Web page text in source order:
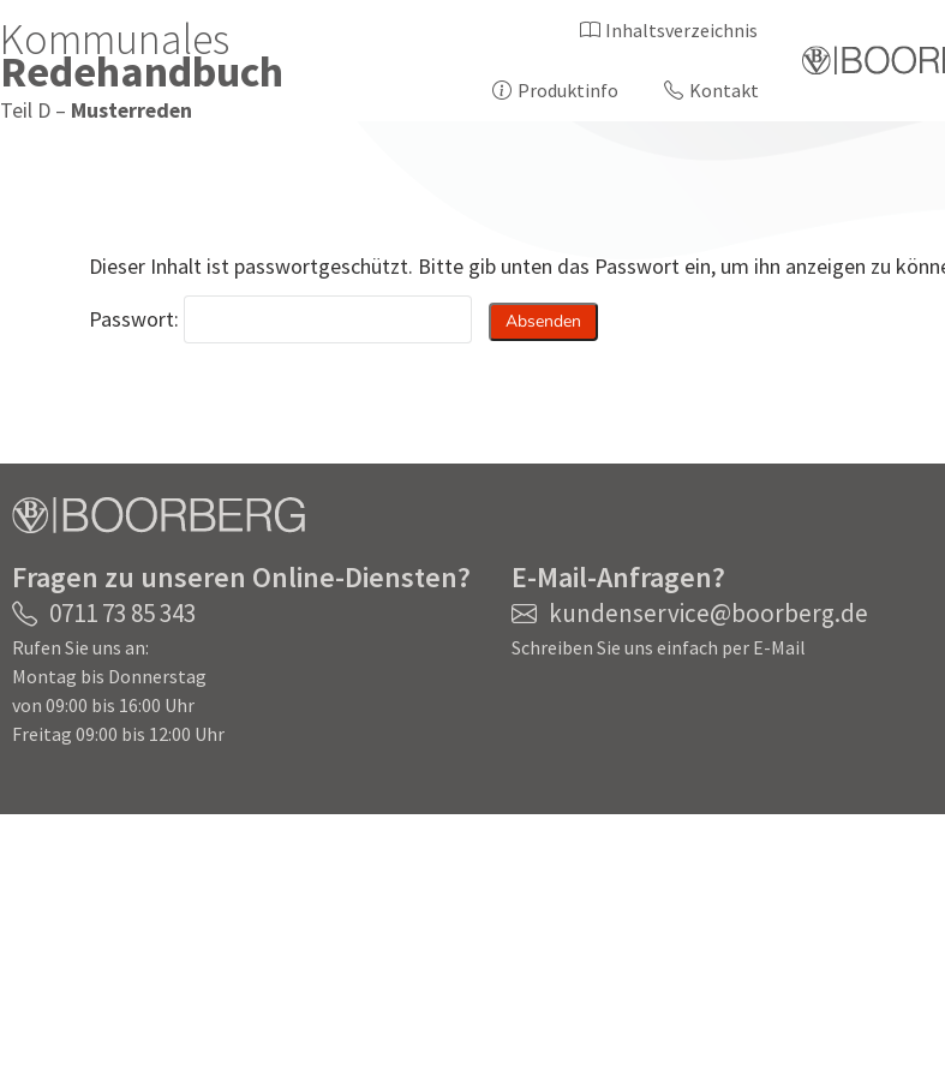
Kommunales
Redehandbuch
Teil D – Musterreden
Inhaltsverzeichnis
Produktinfo Kontakt
Dieser Inhalt ist passwortgeschützt. Bitte gib unten das Passwort ein, um ihn anzeigen zu
Passwort:
Fragen zu unseren Online-Diensten?
0711 73 85 343
Rufen Sie uns an:
Montag bis Donnerstag
von 09:00 bis 16:00 Uhr
Freitag 09:00 bis 12:00 Uhr
E-Mail-Anfragen?
kundenservice@boorberg.de
Schreiben Sie uns einfach per E-Mail